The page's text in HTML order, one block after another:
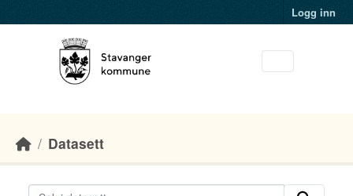
Logg inn
Datasett